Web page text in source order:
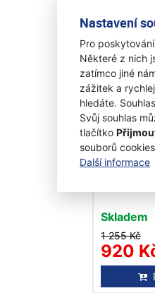
Nastavení
Pro
Některé z nich
zatímco jiné
zážitek a
hledáte.
Svůj souhlas
tlačítko
souborů cookies
Další informace
Akce
Fiskars
Skladem
1 255 Kč
920